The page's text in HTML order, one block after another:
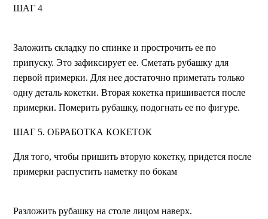
ШАГ 4
Заложить складку по спинке и прострочить ее по
припуску. Это зафиксирует ее. Сметать рубашку для
первой примерки. Для нее достаточно приметать только
одну деталь кокетки. Вторая кокетка пришивается после
примерки. Померить рубашку, подогнать ее по фигуре.
ШАГ 5. ОБРАБОТКА КОКЕТОК
Для того, чтобы пришить вторую кокетку, придется после
примерки распустить наметку по бокам
Разложить рубашку на столе лицом наверх.